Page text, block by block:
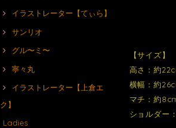
イラストレーター【てぃら】
サンリオ
グル〜ミ〜
寧々丸
イラストレーター【上倉エ
ク】
Ladies
【サイズ】
高さ：約
横幅：約
マチ：約
ショルダー